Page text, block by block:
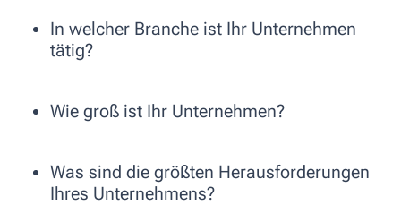
In welcher Branche ist Ihr Unternehmen
tätig?
Wie groß ist Ihr Unternehmen?
Was sind die größten Herausforderungen
Ihres Unternehmens?